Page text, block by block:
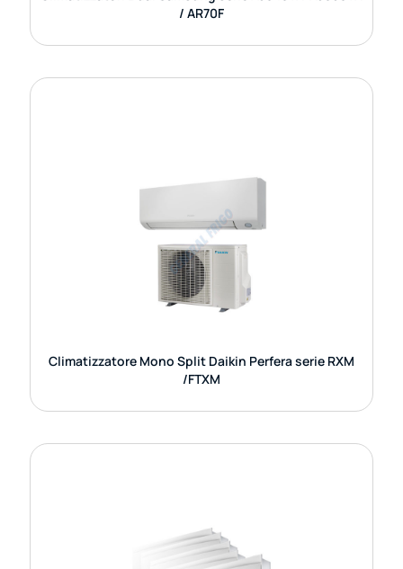
/ AR70F
Climatizzatore Mono Split Daikin Perfera serie RXM
/FTXM
CLIMATIZZATORE MONO SPLIT DAIKIN
Il climatizzatore mono split Daikin Perfera serie
RXM/FTXM è pensato per chi cerca un equilibrio
perfetto tra tecnologia, comfort e sostenibilità. È
CLIMATIZZATORI DAIKIN PENTA SPLIT